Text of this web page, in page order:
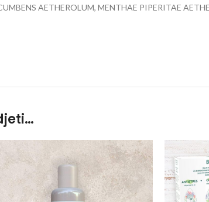
AETHEROLUM, MENTHAE PIPERITAE